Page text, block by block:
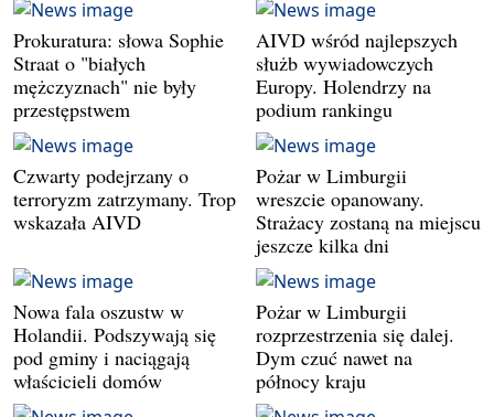
Prokuratura: słowa Sophie
Straat o "białych
mężczyznach" nie były
przestępstwem
AIVD wśród najlepszych
służb wywiadowczych
Europy. Holendrzy na
podium rankingu
Czwarty podejrzany o
terroryzm zatrzymany. Trop
wskazała AIVD
Pożar w Limburgii
wreszcie opanowany.
Strażacy zostaną na miejscu
jeszcze kilka dni
Nowa fala oszustw w
Holandii. Podszywają się
pod gminy i naciągają
właścicieli domów
Pożar w Limburgii
rozprzestrzenia się dalej.
Dym czuć nawet na
północy kraju